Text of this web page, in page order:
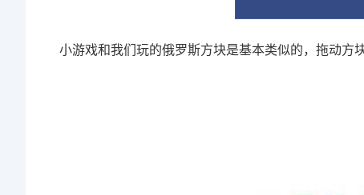
小游戏和我们玩的俄罗斯方块是基本类似的，拖动